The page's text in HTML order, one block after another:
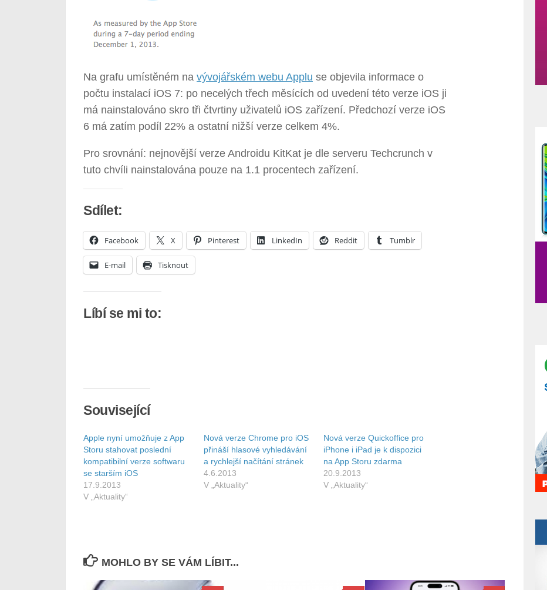
Na grafu umístěném na vývojářském webu Applu se objevila informace o
počtu instalací iOS 7: po necelých třech měsících od uvedení této verze iOS ji
má nainstalováno skro tři čtvrtiny uživatelů iOS zařízení. Předchozí verze iOS
6 má zatím podíl 22% a ostatní nižší verze celkem 4%.
Pro srovnání: nejnovější verze Androidu KitKat je dle serveru Techcrunch v
tuto chvíli nainstalována pouze na 1.1 procentech zařízení.
Sdílet:
Facebook X Pinterest LinkedIn Reddit Tumblr
E-mail Tisknout
Líbí se mi to:
Související
Apple nyní umožňuje z App
Storu stahovat poslední
kompatibilní verze softwaru
se starším iOS
17.9.2013
V „Aktuality“
Nová verze Chrome pro iOS
přináší hlasové vyhledávání
a rychlejší načítání stránek
4.6.2013
V „Aktuality“
Nová verze Quickoffice pro
iPhone i iPad je k dispozici
na App Storu zdarma
20.9.2013
V „Aktuality“
MOHLO BY SE VÁM LÍBIT...